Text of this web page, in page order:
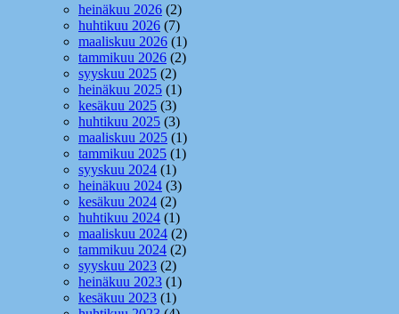
heinäkuu 2026 (2)
huhtikuu 2026 (7)
maaliskuu 2026 (1)
tammikuu 2026 (2)
syyskuu 2025 (2)
heinäkuu 2025 (1)
kesäkuu 2025 (3)
huhtikuu 2025 (3)
maaliskuu 2025 (1)
tammikuu 2025 (1)
syyskuu 2024 (1)
heinäkuu 2024 (3)
kesäkuu 2024 (2)
huhtikuu 2024 (1)
maaliskuu 2024 (2)
tammikuu 2024 (2)
syyskuu 2023 (2)
heinäkuu 2023 (1)
kesäkuu 2023 (1)